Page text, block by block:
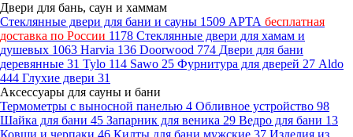
Двери для бань, саун и хаммам
Стеклянные двери для бани и сауны 1509 АРТА бесплатная
доставка по России 1178 Стеклянные двери для хамам и
душевых 1063 Harvia 136 Doorwood 774 Двери для бани
деревянные 31 Tylo 114 Sawo 25 Фурнитура для дверей 27 Aldo
444 Глухие двери 31
Аксессуары для сауны и бани
Термометры с выносной панелью 4 Обливное устройство 98
Шайка для бани 45 Запарник для веника 29 Ведро для бани 13
Ковши и черпаки 46 Килты для бани мужские 37 Изделия из